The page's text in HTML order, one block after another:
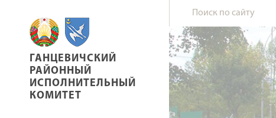
ГАНЦЕВИЧСКИЙ РАЙОННЫЙ
ГАНЦЕВИЧСКИЙ
РАЙОННЫЙ
ИСПОЛНИТЕЛЬНЫЙ
КОМИТЕТ